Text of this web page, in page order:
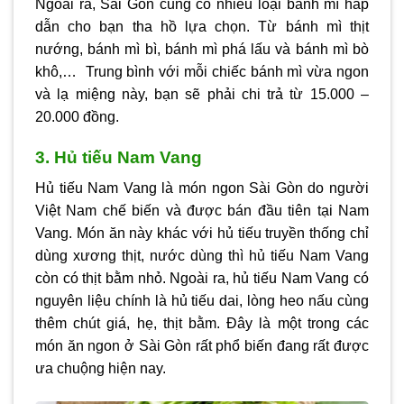
Ngoài ra, Sài Gòn cũng có nhiều loại bánh mì hấp
dẫn cho bạn tha hồ lựa chọn. Từ bánh mì thịt
nướng, bánh mì bì, bánh mì phá lấu và bánh mì bò
khô,… Trung bình với mỗi chiếc bánh mì vừa ngon
và lạ miệng này, bạn sẽ phải chi trả từ 15.000 –
20.000 đồng.
3. Hủ tiếu Nam Vang
Hủ tiếu Nam Vang là món ngon Sài Gòn do người
Việt Nam chế biến và được bán đầu tiên tại Nam
Vang. Món ăn này khác với hủ tiếu truyền thống chỉ
dùng xương thịt, nước dùng thì hủ tiếu Nam Vang
còn có thịt bằm nhỏ. Ngoài ra, hủ tiếu Nam Vang có
nguyên liệu chính là hủ tiếu dai, lòng heo nấu cùng
thêm chút giá, hẹ, thịt bằm. Đây là một trong các
món ăn ngon ở Sài Gòn rất phổ biến đang rất được
ưa chuộng hiện nay.